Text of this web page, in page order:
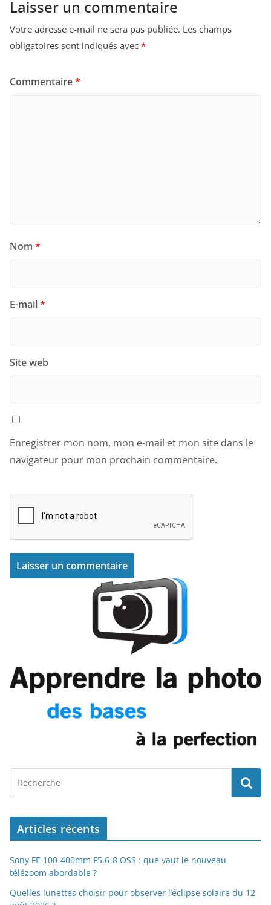
Laisser un commentaire
Votre adresse e-mail ne sera pas publiée. Les champs
obligatoires sont indiqués avec *
Commentaire*
Nom *
E-mail*
Site web
Enregistrer mon nom, mon e-mail et mon site dans le
navigateur pour mon prochain commentaire.
Articles récents
Sony FE 100-400mm F5.6-8 OSS : que vaut le nouveau
télézoom abordable ?
Quelles lunettes choisir pour observer l’éclipse solaire du 12